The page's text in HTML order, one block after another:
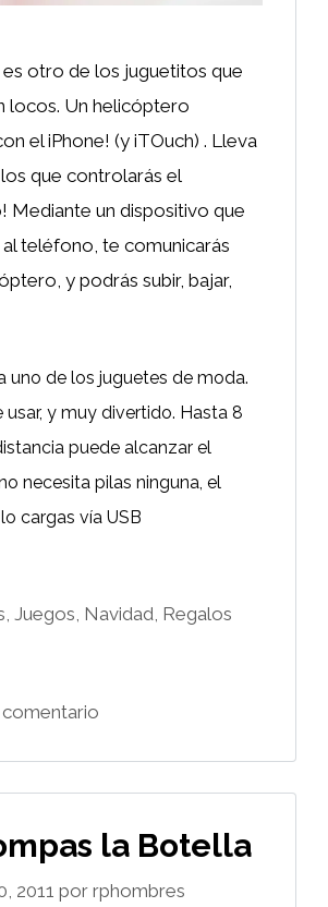
otro de los juguetitos que
locos. Un helicóptero
el iPhone! (y iTOuch) . Lleva
que controlarás el
Mediante un dispositivo que
teléfono, te comunicarás
y podrás subir, bajar,
uno de los juguetes de moda.
usar, y muy divertido. Hasta 8
puede alcanzar el
necesita pilas ninguna, el
cargas vía USB
,Juegos Navidad Regalos
comentario
la Botella
2011 por rphombres